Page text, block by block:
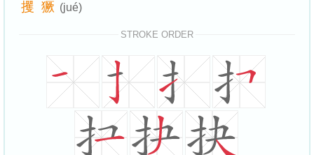
攫 獗 (jué)
STROKE ORDER